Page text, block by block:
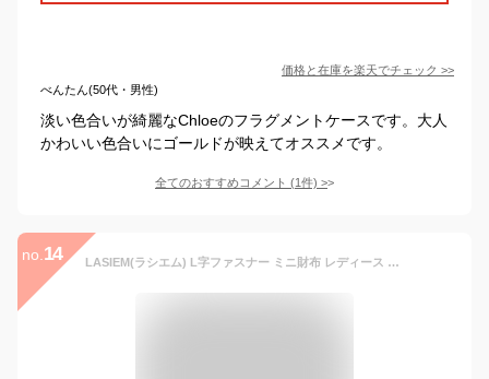
価格と在庫を楽天でチェック >>
べんたん(50代・男性)
淡い色合いが綺麗なChloeのフラグメントケースです。大人
かわいい色合いにゴールドが映えてオススメです。
全てのおすすめコメント (1件) >
no. 14 LASIEM(ラシエム) L字ファスナー ミニ財布 レディース 財布 コンパクト 本革 薄型 スキミング防止 (エトープ×イエロー)